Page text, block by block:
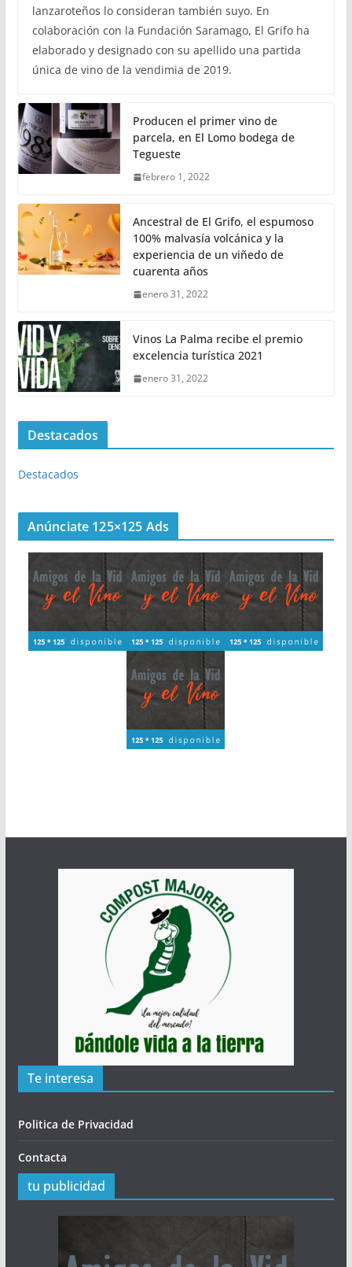
lanzaroteños lo consideran también suyo. En
colaboración con la Fundación Saramago, El Grifo ha
elaborado y designado con su apellido una partida
única de vino de la vendimia de 2019.
Producen el primer vino de
parcela, en El Lomo bodega de
Tegueste
febrero 1, 2022
Ancestral de El Grifo, el espumoso
100% malvasía volcánica y la
experiencia de un viñedo de
cuarenta años
enero 31, 2022
Vinos La Palma recibe el premio
excelencia turística 2021
enero 31, 2022
Destacados
Destacados
Anúnciate 125×125 Ads
Te interesa
Politica de Privacidad
Contacta
tu publicidad